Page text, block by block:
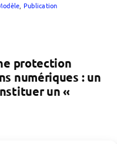
Publication
protection
numériques : un
un «